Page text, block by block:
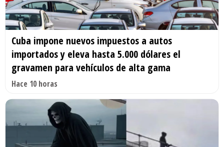
Cuba impone nuevos impuestos a autos
importados y eleva hasta 5.000 dólares el
gravamen para vehículos de alta gama
Hace 10 horas